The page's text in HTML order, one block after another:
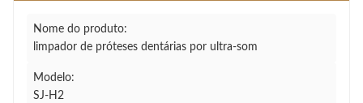
Nome do produto:
limpador de próteses dentárias por ultra-som
Modelo:
SJ-H2